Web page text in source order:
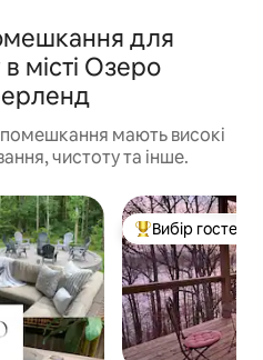
для
місті Озеро
помешкання мають високі
чистоту та інше.
Топ вибір гостей
Вибір гостей